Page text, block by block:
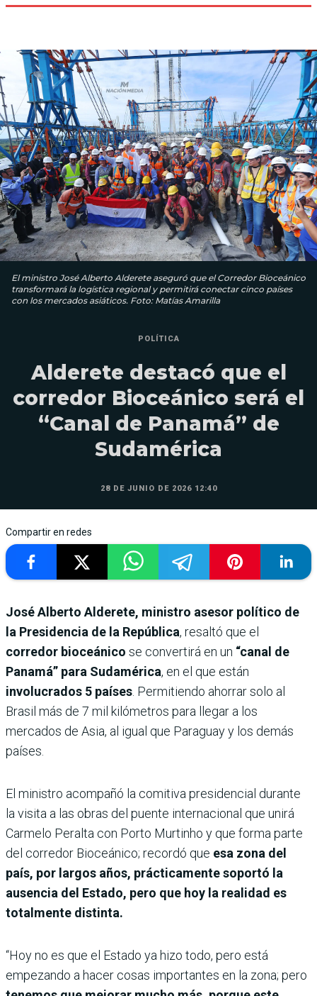
El ministro José Alberto Alderete aseguró que el Corredor Bioceánico
transformará la logística regional y permitirá conectar cinco países
con los mercados asiáticos. Foto: Matías Amarilla
POLÍTICA
Alderete destacó que el
corredor Bioceánico será el
“Canal de Panamá” de
Sudamérica
28 DE JUNIO DE 2026 12:40
Compartir en redes
José Alberto Alderete, ministro asesor político de
la Presidencia de la República, resaltó que el
corredor bioceánico se convertirá en un “canal de
Panamá” para Sudamérica, en el que están
involucrados 5 países. Permitiendo ahorrar solo al
Brasil más de 7 mil kilómetros para llegar a los
mercados de Asia, al igual que Paraguay y los demás
países.
El ministro acompañó la comitiva presidencial durante
la visita a las obras del puente internacional que unirá
Carmelo Peralta con Porto Murtinho y que forma parte
del corredor Bioceánico; recordó que esa zona del
país, por largos años, prácticamente soportó la
ausencia del Estado, pero que hoy la realidad es
totalmente distinta.
“Hoy no es que el Estado ya hizo todo, pero está
empezando a hacer cosas importantes en la zona; pero